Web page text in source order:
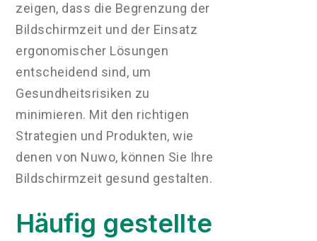
zeigen, dass die Begrenzung der
Bildschirmzeit und der Einsatz
ergonomischer Lösungen
entscheidend sind, um
Gesundheitsrisiken zu
minimieren. Mit den richtigen
Strategien und Produkten, wie
denen von Nuwo, können Sie Ihre
Bildschirmzeit gesund gestalten.
Häufig gestellte